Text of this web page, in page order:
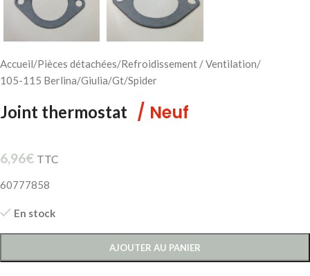
Accueil/Pièces détachées/Refroidissement / Ventilation/
105-115 Berlina/Giulia/Gt/Spider
Joint thermostat / Neuf
6,96€ TTC
60777858
En stock
AJOUTER AU PANIER